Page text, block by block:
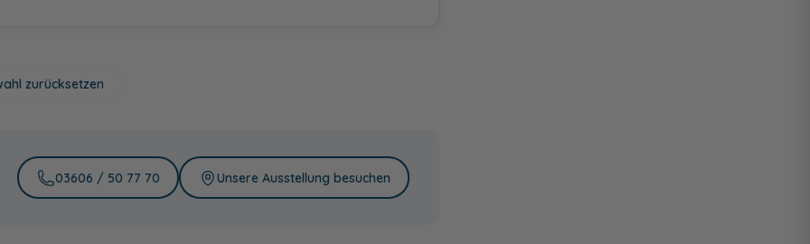
matt
zurücksetzen
03606 / 50 77 70 Unsere Ausstellung besuchen